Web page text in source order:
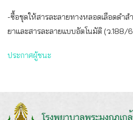
-ซื้อชุดให้สารละลายทางหลอดเลือดดำส
ยาและสารละลายแบบอัตโนมัติ (ว.188/
ประกาศผู้ชนะ